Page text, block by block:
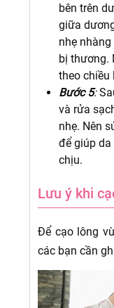
bên trên
giữa
nhẹ
bị thương.
theo chiều
Bước 5:
và rửa
nhẹ. Nên
để giúp
chịu.
Lưu ý khi
Để cạo lông
các bạn cần